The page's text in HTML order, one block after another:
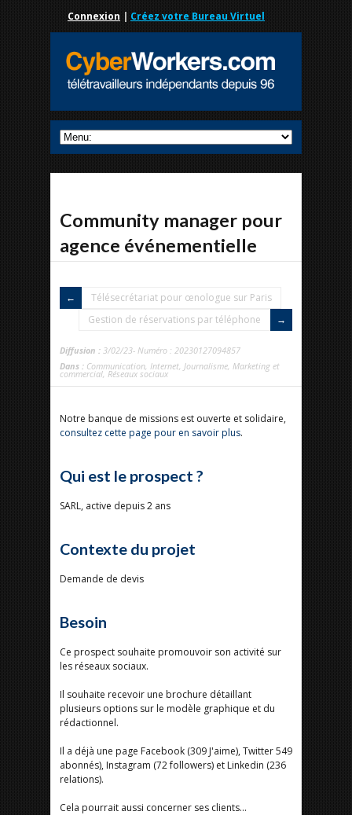
Connexion | Créez votre Bureau Virtuel
Community manager pour
agence événementielle
Télésecrétariat pour œnologue sur Paris
Gestion de réservations par téléphone
Diffusion : 3/02/23- Numéro : 20230127094857
Dans : Communication, Internet, Journalisme, Marketing et
commercial, Réseaux sociaux
Notre banque de missions est ouverte et solidaire,
consultez cette page pour en savoir plus.
Qui est le prospect ?
SARL, active depuis 2 ans
Contexte du projet
Demande de devis
Besoin
Ce prospect souhaite promouvoir son activité sur
les réseaux sociaux.
Il souhaite recevoir une brochure détaillant
plusieurs options sur le modèle graphique et du
rédactionnel.
Il a déjà une page Facebook (309 J'aime), Twitter 549
abonnés), Instagram (72 followers) et Linkedin (236
relations).
Cela pourrait aussi concerner ses clients...